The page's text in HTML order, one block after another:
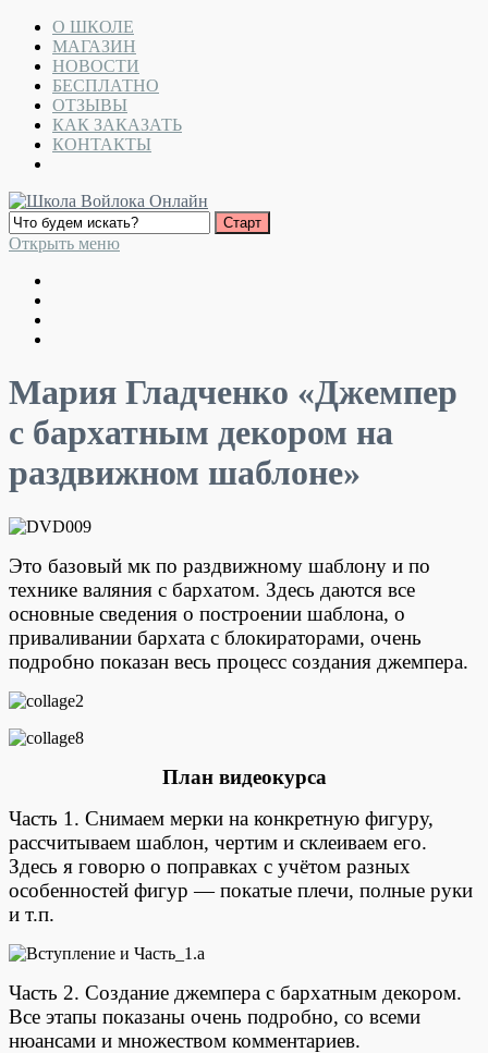
О ШКОЛЕ
МАГАЗИН
НОВОСТИ
БЕСПЛАТНО
ОТЗЫВЫ
КАК ЗАКАЗАТЬ
КОНТАКТЫ
Открыть меню
Мария Гладченко «Джемпер
с бархатным декором на
раздвижном шаблоне»
Это базовый мк по раздвижному шаблону и по
технике валяния с бархатом. Здесь даются все
основные сведения о построении шаблона, о
приваливании бархата с блокираторами, очень
подробно показан весь процесс создания джемпера.
План видеокурса
Часть 1. Снимаем мерки на конкретную фигуру,
рассчитываем шаблон, чертим и склеиваем его.
Здесь я говорю о поправках с учётом разных
особенностей фигур — покатые плечи, полные руки
и т.п.
Часть 2. Создание джемпера с бархатным декором.
Все этапы показаны очень подробно, со всеми
нюансами и множеством комментариев.